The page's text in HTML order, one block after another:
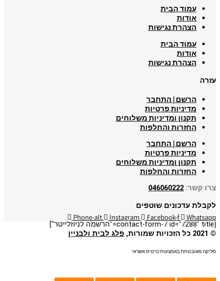
עמוד הבית
אודות
הצהרת נגישות
עמוד הבית
אודות
הצהרת נגישות
עזרה
הרשם | התחבר
מדיניות פרטיות
תקנון ומדיניות משלוחים
החזרות והחלפות
הרשם | התחבר
מדיניות פרטיות
תקנון ומדיניות משלוחים
החזרות והחלפות
צרו קשר: 046060222
לקבלת עדכונים שוטפים
[contact-form-7 id="7288" title="הרשמה לניוזלייטר"]
Phone-alt Instagram Facebook-f Whatsapp
© 2021 כל הזכויות שמורות, פלג לבית ולבניין
סליקה מאובטחת באמצעות כרטיס אשראי